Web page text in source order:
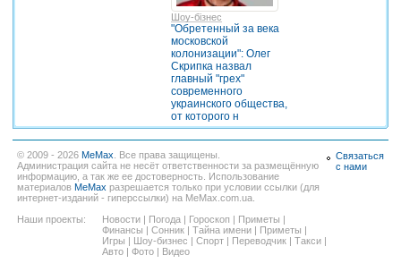
Шоу-бізнес
"Обретенный за века
московской
колонизации": Олег
Скрипка назвал
главный "грех"
современного
украинского общества,
от которого н
© 2009 - 2026 MeMax. Все права защищены.
Администрация сайта не несёт ответственности за размещённую
информацию, а так же ее достоверность. Использование
материалов MeMax разрешается только при условии ссылки (для
интернет-изданий - гиперссылки) на MeMax.com.ua.
Наши проекты:
Новости Погода Гороскоп Приметы
Финансы
Сонник Тайна имени Приметы
Игры
Шоу-бизнес Спорт Переводчик Такси
Авто
Фото Видео
Связаться
с нами